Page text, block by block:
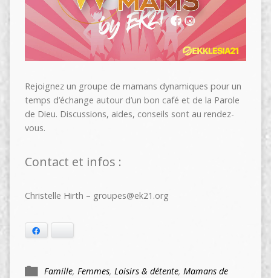
Rejoignez un groupe de mamans dynamiques pour un
temps d’échange autour d’un bon café et de la Parole
de Dieu. Discussions, aides, conseils sont au rendez-
vous.
Contact et infos :
Christelle Hirth – groupes@ek21.org
Famille, Femmes, Loisirs & détente, Mamans de